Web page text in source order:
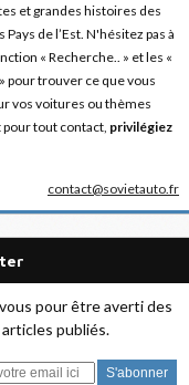
et grandes histoires des
de l’Est. N'hésitez pas à
« Recherche.. » et les «
pour trouver ce que vous
vos voitures ou thèmes
tout contact, privilégiez
contact@sovietauto.fr
pour être averti des
publiés.